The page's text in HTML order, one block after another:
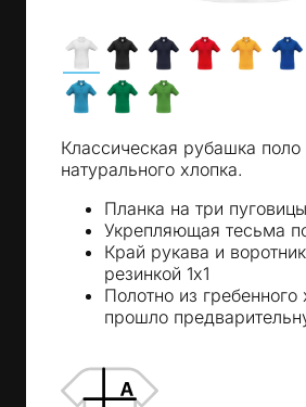
Классическая рубашка поло
натурального хлопка.
Планка на три
Укрепляющая тесьма
Край рукава и
резинкой 1х1
Полотно из гребенного
прошло